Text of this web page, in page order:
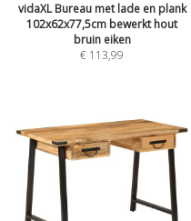
vidaXL Bureau met lade en plank
102x62x77,5cm bewerkt hout
bruin eiken
€ 113,99